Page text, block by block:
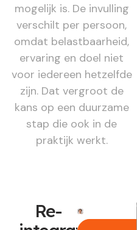
mogelijk is. De invulling
verschilt per persoon,
omdat belastbaarheid,
ervaring en doel niet
voor iedereen hetzelfde
zijn. Dat vergroot de
kans op een duurzame
stap die ook in de
praktijk werkt.
Re-